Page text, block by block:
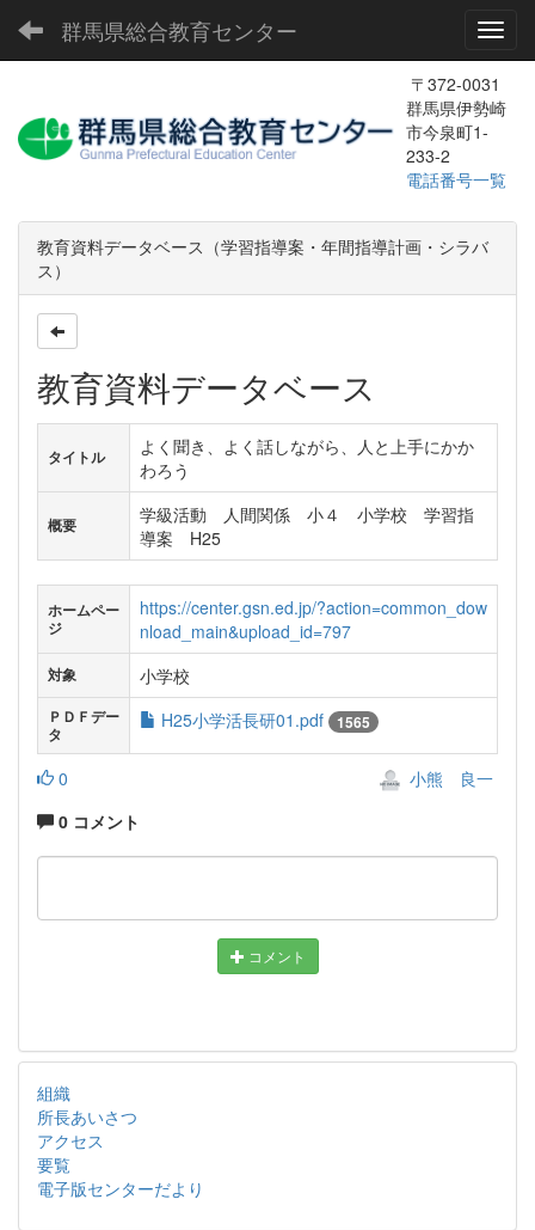
群馬県総合教育センター
〒372-0031
群馬県伊勢崎
市今泉町1-
233-2
電話番号一覧
教育資料データベース（学習指導案・年間指導計画・シラバ
ス）
教育資料データベース
タイトル
よく聞き、よく話しながら、人と上手にかか
わろう
概要
学級活動 人間関係 小４ 小学校 学習指
導案 H25
ホームペー
ジ
https://center.gsn.ed.jp/?action=common_dow
nload_main&upload_id=797
対象 小学校
ＰＤＦデー
タ
H25小学活長研01.pdf 1565
0
小熊 良一
0 コメント
コメント
組織
所長あいさつ
アクセス
要覧
電子版センターだより